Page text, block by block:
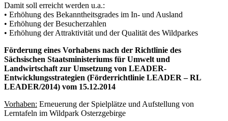
Damit soll erreicht werden u.a.:
• Erhöhung des Bekanntheitsgrades im In- und Ausland
• Erhöhung der Besucherzahlen
• Erhöhung der Attraktivität und der Qualität des Wildparkes
Förderung eines Vorhabens nach der Richtlinie des
Sächsischen Staatsministeriums für Umwelt und
Landwirtschaft zur Umsetzung von LEADER-
Entwicklungsstrategien (Förderrichtlinie LEADER – RL
LEADER/2014) vom 15.12.2014
Vorhaben: Erneuerung der Spielplätze und Aufstellung von
Lerntafeln im Wildpark Osterzgebirge